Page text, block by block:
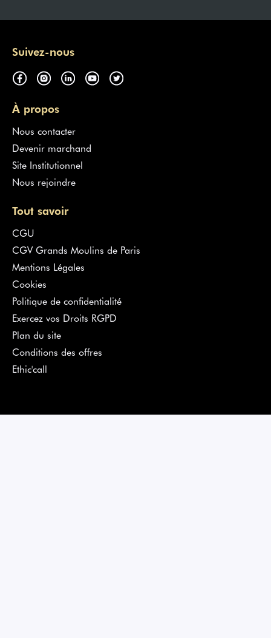
Suivez-nous
À propos
Nous contacter
Devenir marchand
Site Institutionnel
Nous rejoindre
Tout savoir
CGU
CGV Grands Moulins de Paris
Mentions Légales
Cookies
Politique de confidentialité
Exercez vos Droits RGPD
Plan du site
Conditions des offres
Ethic'call